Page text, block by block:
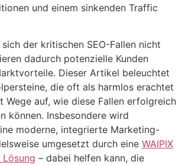
und einem sinkenden Traffic
der kritischen SEO-Fallen nicht
dadurch potenzielle Kunden
Dieser Artikel beleuchtet
die oft als harmlos erachtet
Wege auf, wie diese Fallen erfolgreich
können. Insbesondere wird
moderne, integrierte Marketing-
umgesetzt durch eine WAIPIX
Lösung – dabei helfen kann, die